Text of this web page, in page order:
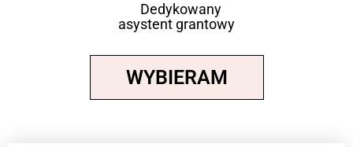
Dedykowany
asystent grantowy
WYBIERAM